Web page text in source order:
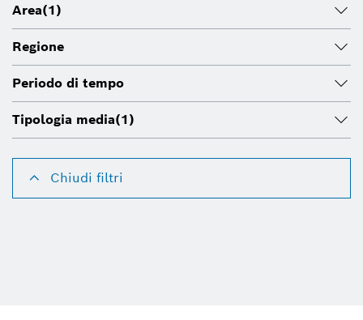
Area(1)
Regione
Periodo di tempo
Tipologia media(1)
Chiudi filtri